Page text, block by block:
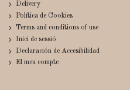
Delivery
Política de Cookies
Terms and conditions of use
Inici de sessió
Declaración de Accesibilidad
El meu compte